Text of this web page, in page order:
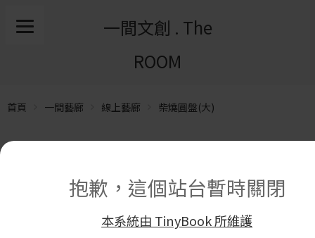
抱歉，這個站台暫時關閉
本系統由 TinyBook 所維護
一間文創 . The
ROOM
首頁 一間藝廊 線上藝廊 柴燒圓盤(大)